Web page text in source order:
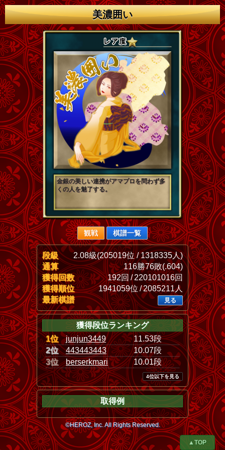
美濃囲い
金銀の美しい連携がアマプロを問わず多
くの人を魅了する。
観戦 棋譜一覧
段級
2.08級(205019位 / 1318335人)
通算
116勝76敗(.604)
獲得回数
192回 / 220101016回
獲得順位
1941059位 / 2085211人
最新棋譜
見る
獲得段位ランキング
1位
junjun3449
11.53段
2位
443443443
10.07段
3位
berserkmari 10.01段
4位以下を見る
取得例
©HEROZ, Inc. All Rights Reserved.
▲TOP